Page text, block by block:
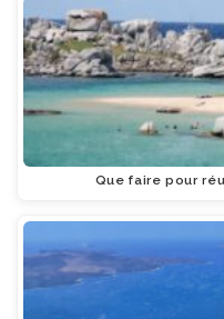
Que faire pour